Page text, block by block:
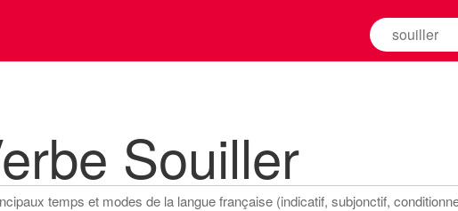
Rechercher
la
Souiller
temps et modes de la langue française (indicatif, subjonctif,